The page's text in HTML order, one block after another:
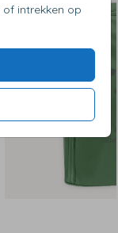
intrekken op